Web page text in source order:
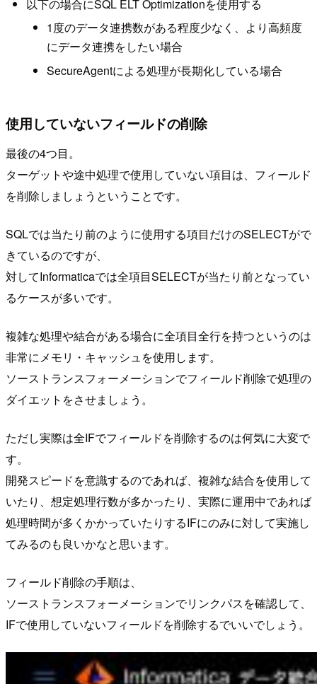
以下の場合にSQL ELT Optimizationを使用する
1度のデータ連携数がある程度少なく、より高頻度
にデータ連携をしたい場合
SecureAgentによる処理が長期化している場合
使用していないフィールドの削除
最後の4つ目。
ターゲットや途中処理で使用していない項目は、フィールド
を削除しましょうということです。
SQLでは当たり前のように使用する項目だけのSELECTがで
きているのですが、
対してInformaticaでは全項目SELECTが当たり前となってい
るケースが多いです。
複雑な処理や結合がある場合に全項目全行を持つというのは
非常にメモリ・キャッシュを使用します。
ソーストランスフォーメーションでフィールド削除で処理の
ダイエットをさせましょう。
ただし実際は全IFでフィールドを削除するのは何気に大変で
す。
開発スピードを意識するのであれば、複雑な結合を使用して
いたり、想定処理行数が多かったり、実際に運用中であれば
処理時間が多くかかっていたりするIFにのみに対して実施し
てみるのも良いかなと思います。
フィールド削除の手順は、
ソーストランスフォーメーションでリンクパスを確認して、
IFで使用していないフィールドを削除するでいいでしょう。